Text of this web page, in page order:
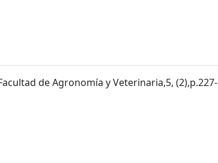
de Agronomía y Veterinaria,5, (2),p.227-